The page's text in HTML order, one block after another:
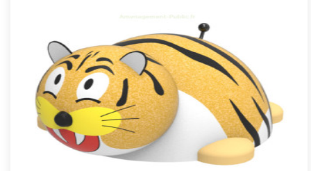
Tigre 3D EPDM
Module 3D pour aires de jeux extérieurs inspiré des univers des
dessins animés et des bandes dessinées, le Tigre EPDM se dist..
Offre partenaire